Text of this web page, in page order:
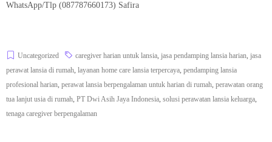
WhatsApp/Tlp (087787660173) Safira
Uncategorized caregiver harian untuk lansia, jasa pendamping lansia harian, jasa
perawat lansia di rumah, layanan home care lansia terpercaya, pendamping lansia
profesional harian, perawat lansia berpengalaman untuk harian di rumah, perawatan orang
tua lanjut usia di rumah, PT Dwi Asih Jaya Indonesia, solusi perawatan lansia keluarga,
tenaga caregiver berpengalaman